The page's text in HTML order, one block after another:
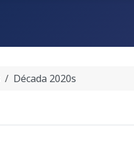
Década 2020s